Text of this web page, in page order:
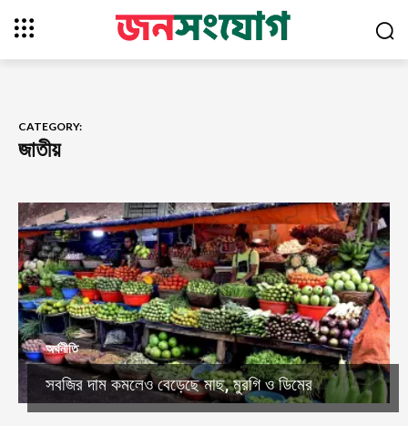
CATEGORY:
জাতীয়
অর্থনীতি
সবজির দাম কমলেও বেড়েছে মাছ, মুরগি ও ডিমের